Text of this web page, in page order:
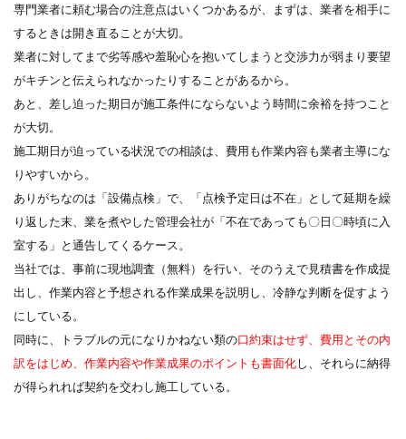
専門業者に頼む場合の注意点はいくつかあるが、まずは、業者を相手に
するときは開き直ることが大切。
業者に対してまで劣等感や羞恥心を抱いてしまうと交渉力が弱まり要望
がキチンと伝えられなかったりすることがあるから。
あと、差し迫った期日が施工条件にならないよう時間に余裕を持つこと
が大切。
施工期日が迫っている状況での相談は、費用も作業内容も業者主導にな
りやすいから。
ありがちなのは「設備点検」で、「点検予定日は不在」として延期を繰
り返した末、業を煮やした管理会社が「不在であっても〇日〇時頃に入
室する」と通告してくるケース。
当社では、事前に現地調査（無料）を行い、そのうえで見積書を作成提
出し、作業内容と予想される作業成果を説明し、冷静な判断を促すよう
にしている。
同時に、トラブルの元になりかねない類の口約束はせず、費用とその内
訳をはじめ、作業内容や作業成果のポイントも書面化し、それらに納得
が得られれば契約を交わし施工している。